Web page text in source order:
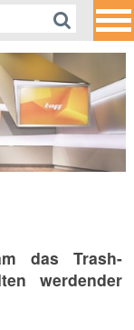
das Trash-
werdender